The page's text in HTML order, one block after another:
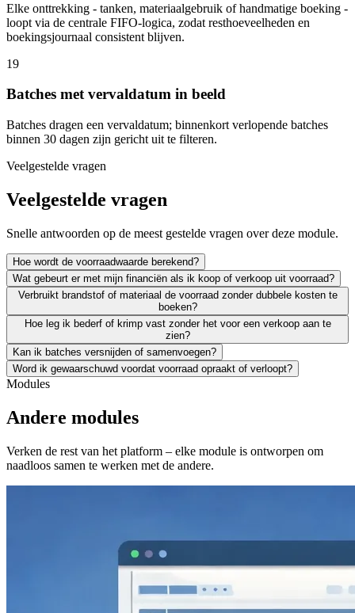
Elke onttrekking - tanken, materiaalgebruik of handmatige boeking -
loopt via de centrale FIFO-logica, zodat resthoeveelheden en
boekingsjournaal consistent blijven.
19
Batches met vervaldatum in beeld
Batches dragen een vervaldatum; binnenkort verlopende batches
binnen 30 dagen zijn gericht uit te filteren.
Veelgestelde vragen
Veelgestelde vragen
Snelle antwoorden op de meest gestelde vragen over deze module.
Hoe wordt de voorraadwaarde berekend?
Wat gebeurt er met mijn financiën als ik koop of verkoop uit voorraad?
Verbruikt brandstof of materiaal de voorraad zonder dubbele kosten te
boeken?
Hoe leg ik bederf of krimp vast zonder het voor een verkoop aan te
zien?
Kan ik batches versnijden of samenvoegen?
Word ik gewaarschuwd voordat voorraad opraakt of verloopt?
Modules
Andere modules
Verken de rest van het platform – elke module is ontworpen om
naadloos samen te werken met de andere.